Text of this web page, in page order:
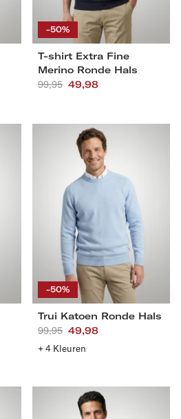
-50%
XXL 3XL
T-shirt Extra Fine
Merino Ronde Hals
Aanbevolen
99,95 Actieprijs
49,98
-50%
S M L XL
XXL 3XL
Trui Katoen Ronde Hals
Aanbevolen
prijs
99,95 Actieprijs
49,98
+ 4 Kleuren